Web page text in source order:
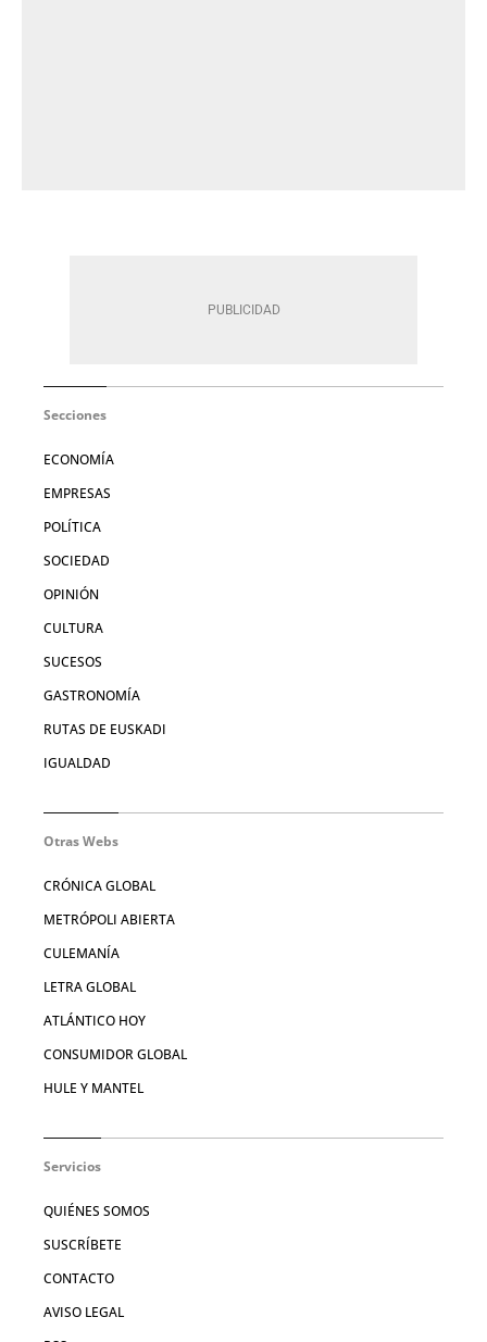
Secciones
ECONOMÍA
EMPRESAS
POLÍTICA
SOCIEDAD
OPINIÓN
CULTURA
SUCESOS
GASTRONOMÍA
RUTAS DE EUSKADI
IGUALDAD
Otras Webs
CRÓNICA GLOBAL
METRÓPOLI ABIERTA
CULEMANÍA
LETRA GLOBAL
ATLÁNTICO HOY
CONSUMIDOR GLOBAL
HULE Y MANTEL
Servicios
QUIÉNES SOMOS
SUSCRÍBETE
CONTACTO
AVISO LEGAL